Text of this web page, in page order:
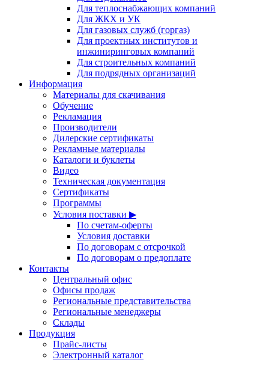
Для теплоснабжающих компаний
Для ЖКХ и УК
Для газовых служб (горгаз)
Для проектных институтов и
инжиниринговых компаний
Для строительных компаний
Для подрядных организаций
Информация
Материалы для скачивания
Обучение
Рекламация
Производители
Дилерские сертификаты
Рекламные материалы
Каталоги и буклеты
Видео
Техническая документация
Сертификаты
Программы
Условия поставки ▶
По счетам-оферты
Условия доставки
По договорам с отсрочкой
По договорам о предоплате
Контакты
Центральный офис
Офисы продаж
Региональные представительства
Региональные менеджеры
Склады
Продукция
Прайс-листы
Электронный каталог